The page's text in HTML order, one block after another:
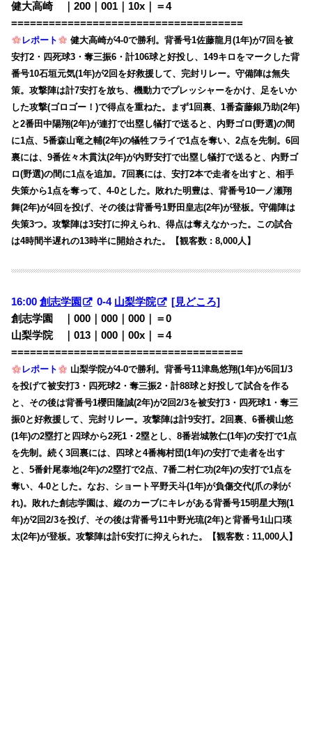
健大高崎 ｜200｜001｜10x｜＝4
=====================================
レポート
健大高崎が4-0で勝利。背番号1佐藤龍月(1年)が7回を被
安打2・四死球3・奪三振6・計106球と好投し、149キロをマークした背
番号10石垣元気(1年)が2回を好救援して、完封リレー。守備陣は無失
策。攻撃陣は計7安打を放ち、機動力でプレッシャーをかけ、足をいか
した攻撃(ゴロゴー！)で得点を重ねた。まず1回裏、1番斎藤銀乃助(2年)
と2番田中陽翔(2年)が連打で出塁し犠打で送ると、内野ゴロ(野選)の間
に1点、5番森山竜之輔(2年)の犠牲フライで1点を奪い、2点を先制。6回
裏には、9番佐々木貫汰(2年)が内野安打で出塁し犠打で送ると、内野ゴ
ロ(野選)の間に1点を追加。7回裏には、安打2本で走者を出すと、相手
失策から1点を奪って、4-0とした。敗れた明豊は、背番号10一ノ瀬翔
舞(2年)が4回を投げ、その後は背番号1野田皇志(2年)が登板。守備陣は
失策3つ。攻撃陣は3安打に抑えられ、得点は奪えなかった。この試合
は4時間半遅れの13時半に開始された。【観客数 : 8,000人】
16:00創志学園 0-4 山梨学院
[見どころ]
創志学園 ｜000｜000｜000｜＝0
山梨学院 ｜013｜000｜00x｜＝4
=====================================
レポート
山梨学院が4-0で勝利。背番号11津島悠翔(1年)が6回1/3
を投げて被安打3・四死球2・奪三振2・計88球と好投して試合を作る
と、その後は背番号1櫻田隆誠(2年)が2回2/3を被安打3・四死球1・奪三
振0と好救援して、完封リレー。攻撃陣は計9安打。2回裏、6番横山悠
(1年)の2塁打と四球から2死1・2塁とし、8番岩城敦仁(1年)の安打で1点
を先制。続く3回裏には、四球と4番梅村団(1年)の安打で走者を出す
と、5番針尾泰地(2年)の2塁打で2点、7番二村仁功(2年)の安打で1点を
奪い、4-0とした。なお、ショート平野天斗(1年)が負傷交代(爪の剥が
れ)。敗れた創志学園は、縦のカーブにキレがある背番号15明星大翔(1
年)が2回2/3を投げ、その後は背番号11中野光琉(2年)と背番号1山口瑛
太(2年)が登板。攻撃陣は計6安打に抑えられた。【観客数 : 11,000人】